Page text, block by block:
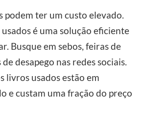
podem ter um custo elevado.
é uma solução eficiente
Busque em sebos, feiras de
desapego nas redes sociais.
livros usados estão em
e custam uma fração do preço